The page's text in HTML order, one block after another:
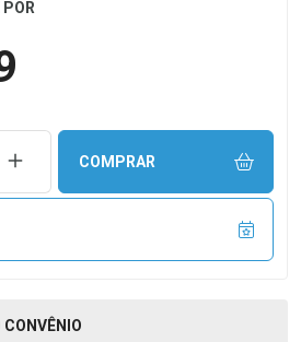
AUMENTAR UMA UNIDADE
COMPRAR
CONVÊNIO